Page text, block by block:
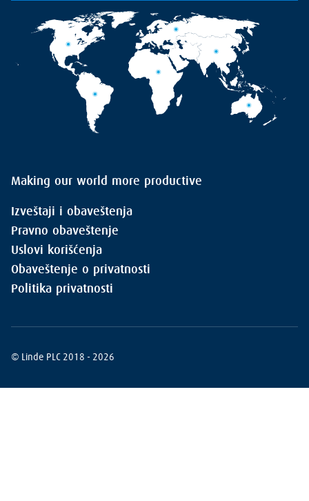
Making our world more productive
Izveštaji i obaveštenja
Pravno obaveštenje
Uslovi korišćenja
Obaveštenje o privatnosti
Politika privatnosti
© Linde PLC 2018 - 2026